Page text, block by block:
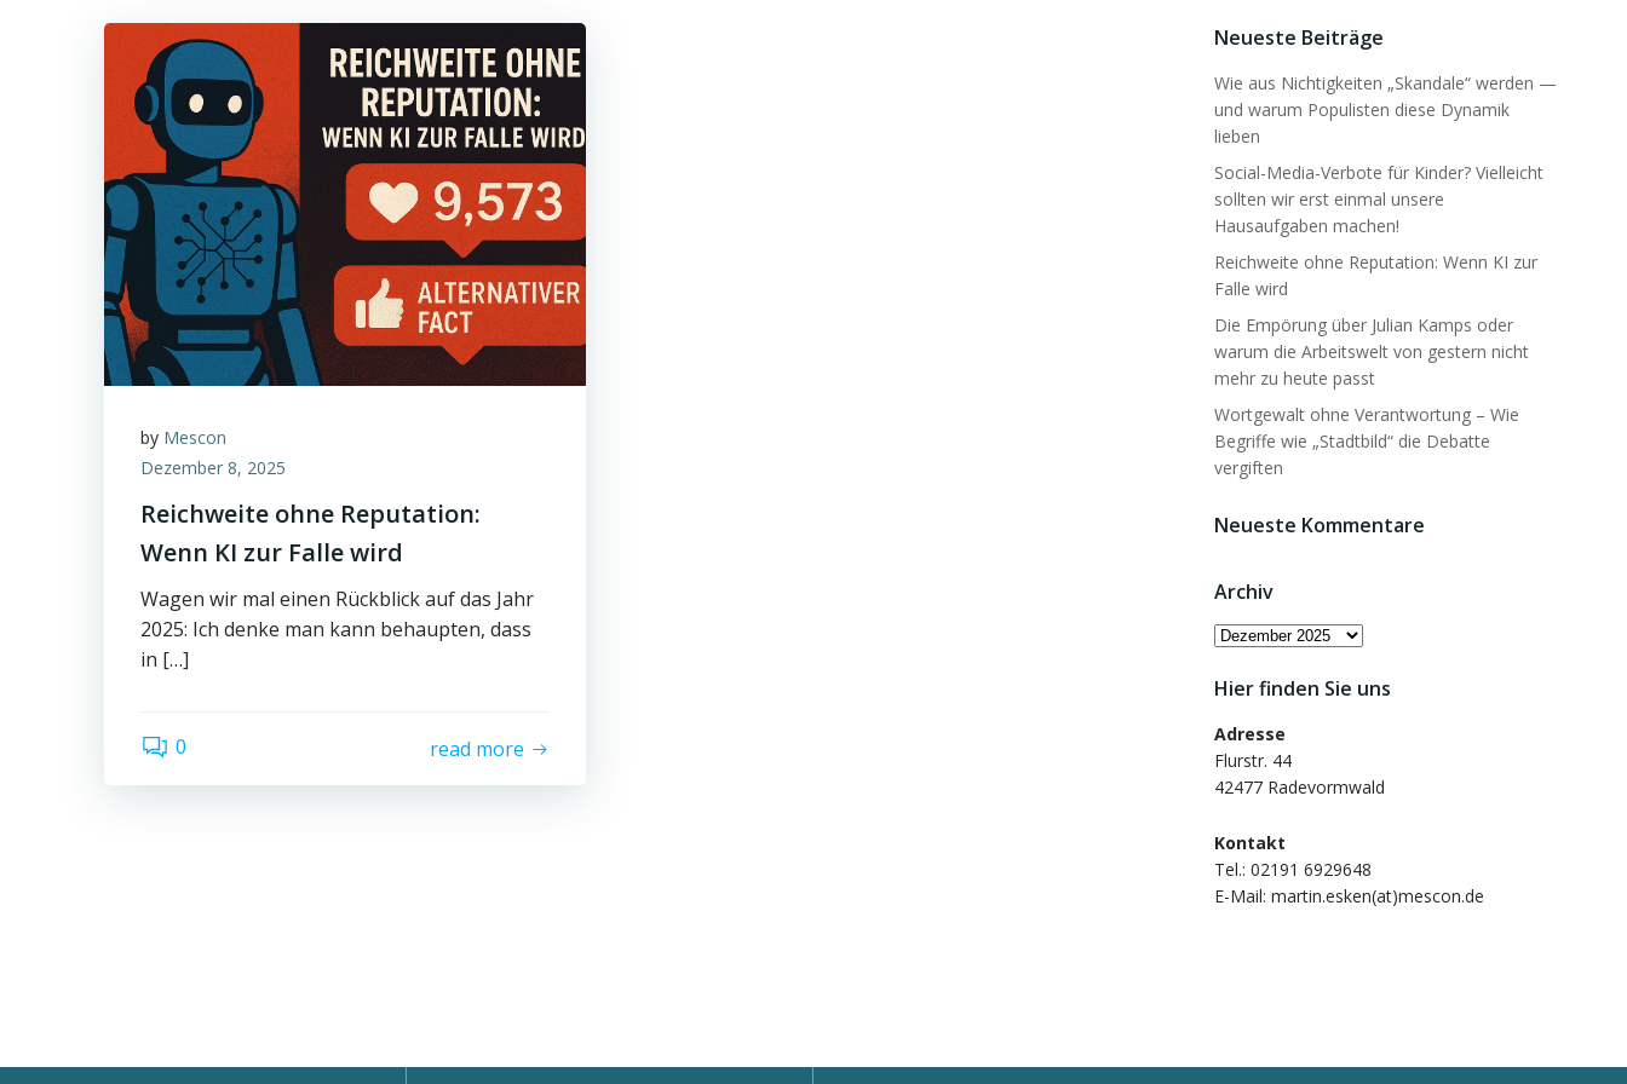
by Mescon
Dezember 8, 2025
Reichweite ohne Reputation:
Wenn KI zur Falle wird
Wagen wir mal einen Rückblick auf das Jahr
2025: Ich denke man kann behaupten, dass
in […]
0 read more
Neueste Beiträge
Wie aus Nichtigkeiten „Skandale“ werden —
und warum Populisten diese Dynamik
lieben
Social-Media-Verbote für Kinder? Vielleicht
sollten wir erst einmal unsere
Hausaufgaben machen!
Reichweite ohne Reputation: Wenn KI zur
Falle wird
Die Empörung über Julian Kamps oder
warum die Arbeitswelt von gestern nicht
mehr zu heute passt
Wortgewalt ohne Verantwortung – Wie
Begriffe wie „Stadtbild“ die Debatte
vergiften
Neueste Kommentare
Archiv
Archiv
Hier finden Sie uns
Adresse
Flurstr. 44
42477 Radevormwald
Kontakt
Tel.: 02191 6929648
E-Mail: martin.esken(at)mescon.de